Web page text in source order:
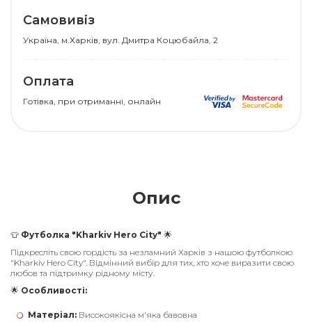
Самовивіз
Українa, м.Харків, вул. Дмитра Коцюбайла, 2
Оплата
Готівка, при отриманні, онлайн
Опис
👕 Футболка "Kharkiv Hero City" 🌟
Підкресліть свою гордість за незламний Харків з нашою футболкою
"Kharkiv Hero City". Відмінний вибір для тих, хто хоче виразити свою
любов та підтримку рідному місту.
🌟 Особливості:
Матеріал: Високоякісна м'яка бавовна